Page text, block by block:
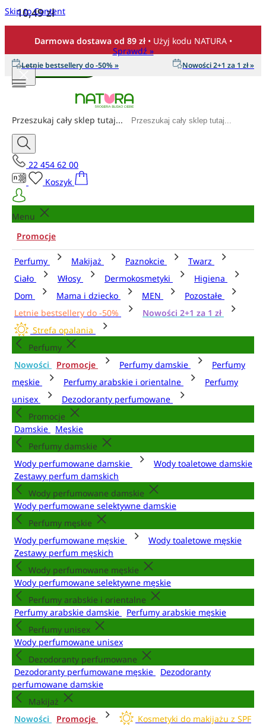
Skip to Content
Darmowa dostawa od 89 zł • Użyj kodu NATURA •
Sprawdź »
Letnie bestsellery do -50% » Nowości 2+1 za 1 zł »
Przeszukaj cały sklep tutaj...
22 454 62 00
Koszyk
Menu
Promocje
Perfumy Makijaż Paznokcie
Twarz
Ciało
Włosy Dermokosmetyki
Higiena
Dom
Mama i dziecko MEN
Pozostałe
Letnie bestsellery do -50%
Nowości 2+1 za 1 zł
Strefa opalania
Perfumy
Nowości
Promocje Perfumy damskie
Perfumy
męskie
Perfumy arabskie i orientalne
Perfumy
unisex
Dezodoranty perfumowane
Promocje
Damskie
Męskie
Perfumy damskie
Wody perfumowane damskie
Wody toaletowe damskie
Zestawy perfum damskich
Wody perfumowane damskie
Wody perfumowane selektywne damskie
Perfumy męskie
Wody perfumowane męskie
Wody toaletowe męskie
Zestawy perfum męskich
Wody perfumowane męskie
Wody perfumowane selektywne męskie
Perfumy arabskie i orientalne
Perfumy arabskie damskie
Perfumy arabskie męskie
Perfumy unisex
Wody perfumowane unisex
Dezodoranty perfumowane
Dezodoranty perfumowane męskie
Dezodoranty
perfumowane damskie
Makijaż
Nowości
Promocje
Kosmetyki do makijażu z SPF
10,49 zł
Dodaj do koszyka